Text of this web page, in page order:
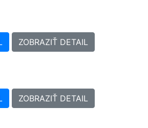
ZOBRAZIŤ DETAIL
ZOBRAZIŤ DETAIL